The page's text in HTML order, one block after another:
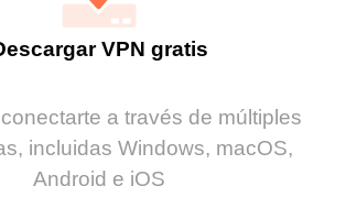
VPN gratis
a través de múltiples
incluidas Windows, macOS,
Android e iOS